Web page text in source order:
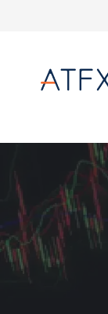
Trang chủ »